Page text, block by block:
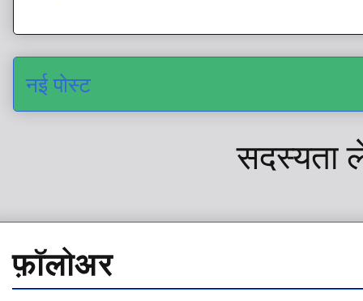
नई पोस्ट
सदस्यता
फ़ॉलोअर